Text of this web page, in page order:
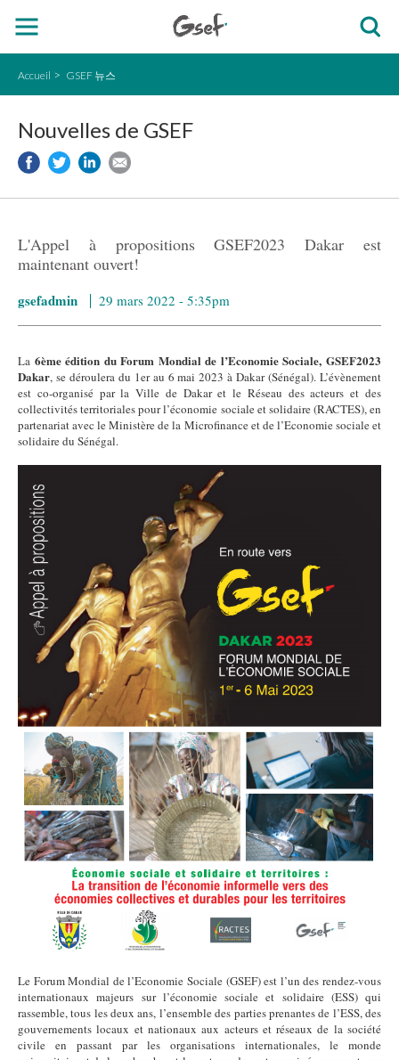
Accueil GSEF 뉴스
Nouvelles de GSEF
L'Appel à propositions GSEF2023 Dakar est
maintenant ouvert!
gsefadmin 29 mars 2022 - 5:35pm
La 6ème édition du Forum Mondial de l’Economie Sociale, GSEF2023
Dakar, se déroulera du 1er au 6 mai 2023 à Dakar (Sénégal). L’évènement
est co-organisé par la Ville de Dakar et le Réseau des acteurs et des
collectivités territoriales pour l’économie sociale et solidaire (RACTES), en
partenariat avec le Ministère de la Microfinance et de l’Economie sociale et
solidaire du Sénégal.
Le Forum Mondial de l’Economie Sociale (GSEF) est l’un des rendez-vous
internationaux majeurs sur l’économie sociale et solidaire (ESS) qui
rassemble, tous les deux ans, l’ensemble des parties prenantes de l’ESS, des
gouvernements locaux et nationaux aux acteurs et réseaux de la société
civile en passant par les organisations internationales, le monde